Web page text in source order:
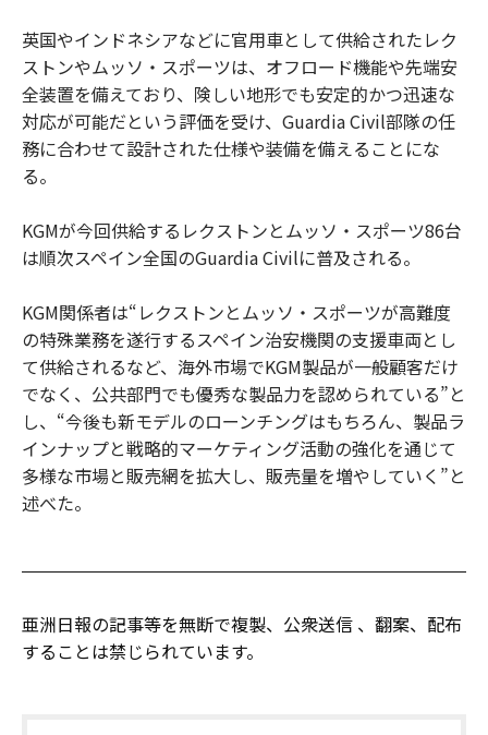
英国やインドネシアなどに官用車として供給されたレク
ストンやムッソ・スポーツは、オフロード機能や先端安
全装置を備えており、険しい地形でも安定的かつ迅速な
対応が可能だという評価を受け、Guardia Civil部隊の任
務に合わせて設計された仕様や装備を備えることにな
る。
KGMが今回供給するレクストンとムッソ・スポーツ86台
は順次スペイン全国のGuardia Civilに普及される。
KGM関係者は“レクストンとムッソ・スポーツが高難度
の特殊業務を遂行するスペイン治安機関の支援車両とし
て供給されるなど、海外市場でKGM製品が一般顧客だけ
でなく、公共部門でも優秀な製品力を認められている”と
し、“今後も新モデルのローンチングはもちろん、製品ラ
インナップと戦略的マーケティング活動の強化を通じて
多様な市場と販売網を拡大し、販売量を増やしていく”と
述べた。
亜洲日報の記事等を無断で複製、公衆送信 、翻案、配布
することは禁じられています。